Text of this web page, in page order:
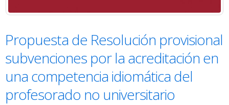
Propuesta de Resolución provisional
subvenciones por la acreditación en
una competencia idiomática del
profesorado no universitario